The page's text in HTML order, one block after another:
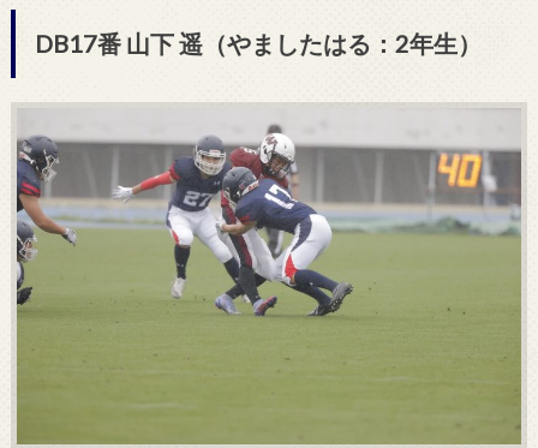
DB17番 山下 遥（やましたはる：2年生）